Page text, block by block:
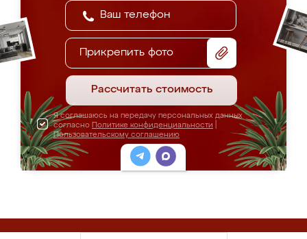
Прикрепить фото
Рассчитать стоимость
Я соглашаюсь на передачу персональных данных
согласно Политике конфиденциальности
Пользовательскому соглашению